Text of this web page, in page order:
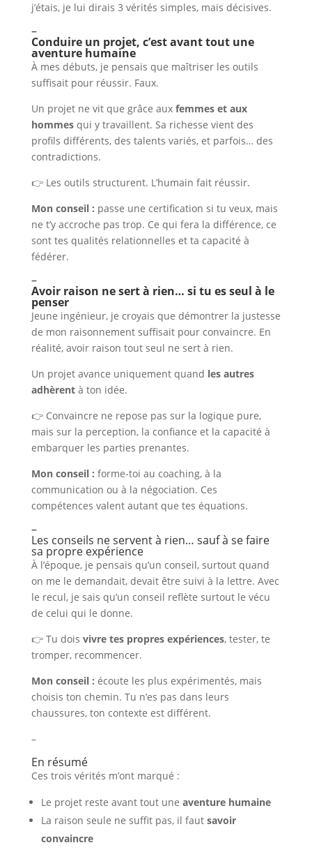
j’étais, je lui dirais 3 vérités simples, mais décisives.
–
Conduire un projet, c’est avant tout une
aventure humaine
À mes débuts, je pensais que maîtriser les outils
suffisait pour réussir. Faux.
Un projet ne vit que grâce aux femmes et aux
hommesqui y travaillent. Sa richesse vient des
profils différents, des talents variés, et parfois… des
contradictions.
👉 Les outils structurent. L’humain fait réussir.
Mon conseil : passe une certification si tu veux, mais
ne t’y accroche pas trop. Ce qui fera la différence, ce
sont tes qualités relationnelles et ta capacité à
fédérer.
–
Avoir raison ne sert à rien… si tu es seul à le
penser
Jeune ingénieur, je croyais que démontrer la justesse
de mon raisonnement suffisait pour convaincre. En
réalité, avoir raison tout seul ne sert à rien.
Un projet avance uniquement quand les autres
adhèrentà ton idée.
👉 Convaincre ne repose pas sur la logique pure,
mais sur la perception, la confiance et la capacité à
embarquer les parties prenantes.
Mon conseil : forme-toi au coaching, à la
communication ou à la négociation. Ces
compétences valent autant que tes équations.
–
Les conseils ne servent à rien… sauf à se faire
sa propre expérience
À l’époque, je pensais qu’un conseil, surtout quand
on me le demandait, devait être suivi à la lettre. Avec
le recul, je sais qu’un conseil reflète surtout le vécu
de celui qui le donne.
👉 Tu dois vivre tes propres expériences, tester, te
tromper, recommencer.
Mon conseil : écoute les plus expérimentés, mais
choisis ton chemin. Tu n’es pas dans leurs
chaussures, ton contexte est différent.
–
En résumé
Ces trois vérités m’ont marqué :
Le projet reste avant tout une aventure humaine
La raison seule ne suffit pas, il faut savoir
convaincre